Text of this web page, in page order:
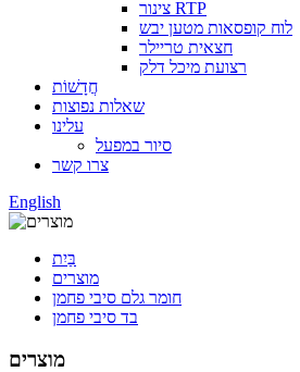
צינור RTP
לוח קופסאות מטען יבש
חצאית טריילר
רצועת מיכל דלק
חֲדָשׁוֹת
שאלות נפוצות
עלינו
סיור במפעל
צרו קשר
English
בַּיִת
מוצרים
חומר גלם סיבי פחמן
בד סיבי פחמן
מוצרים